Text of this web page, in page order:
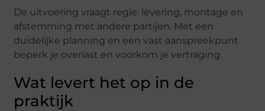
De uitvoering vraagt regie: levering, montage en
afstemming met andere partijen. Met een
duidelijke planning en een vast aanspreekpunt
beperk je overlast en voorkom je vertraging.
Wat levert het op in de
praktijk